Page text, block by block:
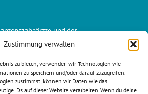
Zustimmung verwalten
zu bieten, verwenden wir Technologien wie
zu speichern und/oder darauf zuzugreifen.
zustimmst, können wir Daten wie das
IDs auf dieser Website verarbeiten. Wenn du deine
und der
der Schweiz (VKZS)
VKZS